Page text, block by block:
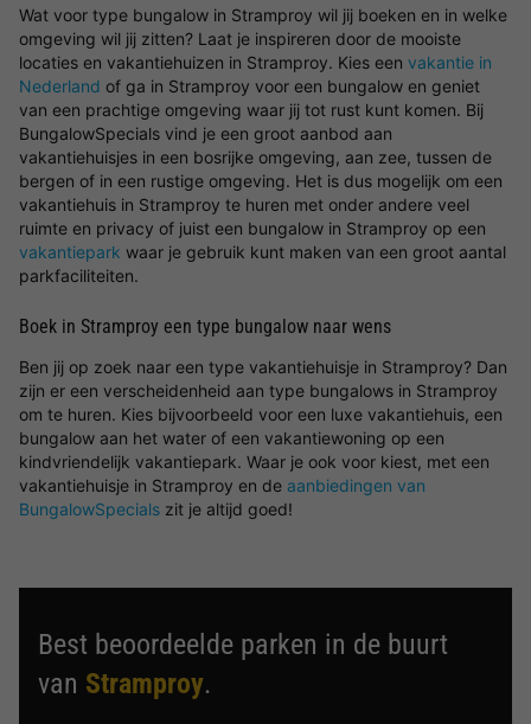
Wat voor type bungalow in Stramproy wil jij boeken en in welke
omgeving wil jij zitten? Laat je inspireren door de mooiste
locaties en vakantiehuizen in Stramproy. Kies een vakantie in
Nederland of ga in Stramproy voor een bungalow en geniet
van een prachtige omgeving waar jij tot rust kunt komen. Bij
BungalowSpecials vind je een groot aanbod aan
vakantiehuisjes in een bosrijke omgeving, aan zee, tussen de
bergen of in een rustige omgeving. Het is dus mogelijk om een
vakantiehuis in Stramproy te huren met onder andere veel
ruimte en privacy of juist een bungalow in Stramproy op een
vakantiepark waar je gebruik kunt maken van een groot aantal
parkfaciliteiten.
Boek in Stramproy een type bungalow naar wens
Ben jij op zoek naar een type vakantiehuisje in Stramproy? Dan
zijn er een verscheidenheid aan type bungalows in Stramproy
om te huren. Kies bijvoorbeeld voor een luxe vakantiehuis, een
bungalow aan het water of een vakantiewoning op een
kindvriendelijk vakantiepark. Waar je ook voor kiest, met een
vakantiehuisje in Stramproy en de aanbiedingen van
BungalowSpecials zit je altijd goed!
Best beoordeelde parken in de buurt
van Stramproy.